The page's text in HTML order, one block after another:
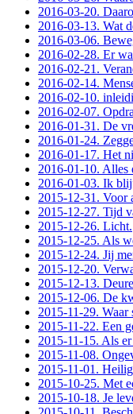
2016-03-20.
2016-03-13. Wat
2016-03-06.
2016-02-28. Er
2016-02-21.
2016-02-14.
2016-02-10.
2016-02-07.
2016-01-31. De
2016-01-24.
2016-01-17. Het
2016-01-10. Alles
2016-01-03. Ik
2015-12-31. Voor
2015-12-27. Tijd
2015-12-26. Licht.
2015-12-25. Als
2015-12-24. Jij
2015-12-20.
2015-12-13.
2015-12-06. De
2015-11-29. Waar
2015-11-22. Een
2015-11-15. Als
2015-11-08.
2015-11-01.
2015-10-25. Met
2015-10-18. Je